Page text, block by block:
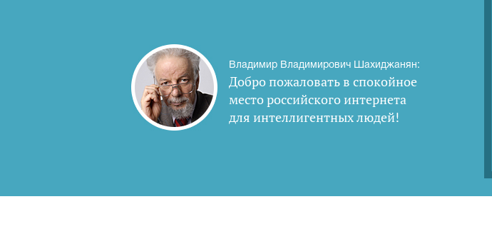
Владимир Владимирович Шахиджанян:
Добро пожаловать в спокойное
место российского интернета
для интеллигентных людей!